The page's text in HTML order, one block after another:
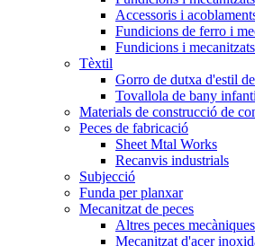
Accessoris i
Fundicions de ferro i
Fundicions i
Tèxtil
Gorro de dutxa d'estil
Tovallola de bany
Materials de construcció de
Peces de fabricació
Sheet Mtal Works
Recanvis industrials
Subjecció
Funda per planxar
Mecanitzat de peces
Altres peces mecàniques
Mecanitzat d'acer